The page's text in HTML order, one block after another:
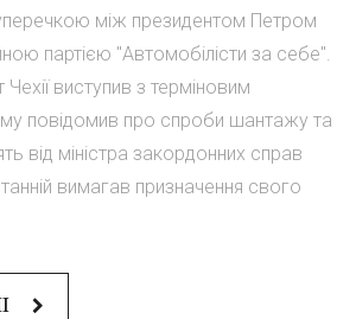
між президентом Петром
партією "Автомобілісти за себе".
Чехії виступив з терміновим
повідомив про спроби шантажу та
від міністра закордонних справ
вимагав призначення свого